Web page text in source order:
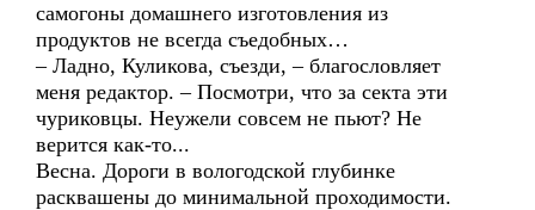
самогоны домашнего изготовления из
продуктов не всегда съедобных…
– Ладно, Куликова, съезди, – благословляет
меня редактор. – Посмотри, что за секта эти
чуриковцы. Неужели совсем не пьют? Не
верится как-то...
Весна. Дороги в вологодской глубинке
расквашены до минимальной проходимости.